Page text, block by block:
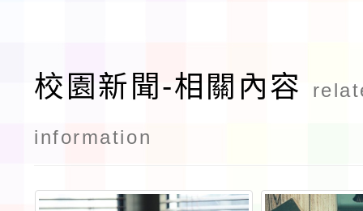
校園新聞-相關內容
information